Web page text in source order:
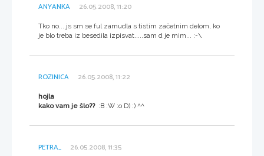
ANYANKA 26.05.2008, 11:20
Tko no....js sm se ful zamudla s tistim začetnim delom, ko
je blo treba iz besedila izpisvat.....sam d je mim... :-\
ROZINICA 26.05.2008, 11:22
hojla
kako vam je šlo??:B :W :o D) :) ^^
PETRA_ 26.05.2008, 11:35